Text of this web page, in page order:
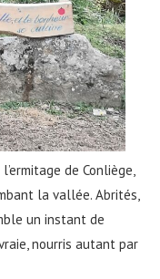
de Conliège,
la vallée. Abrités,
un instant de
nourris autant par